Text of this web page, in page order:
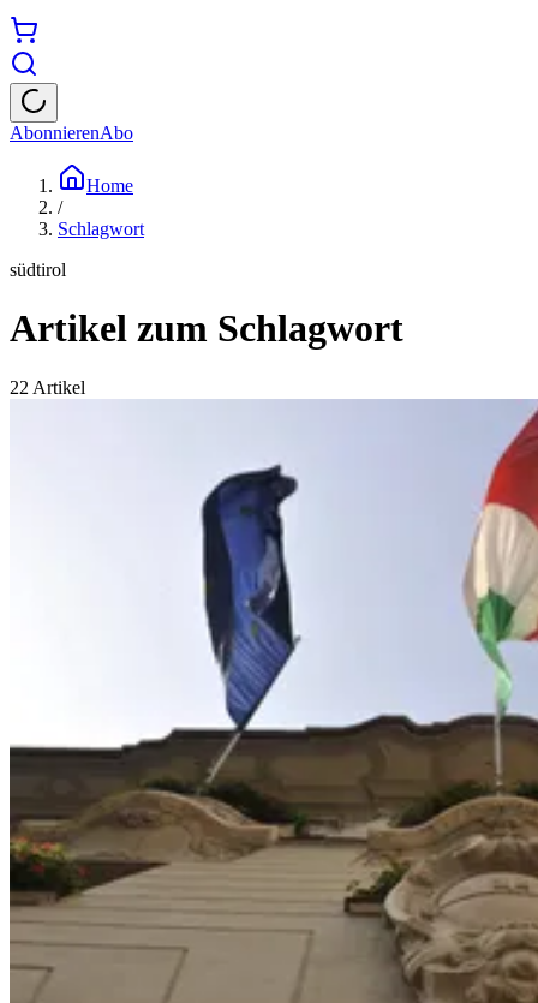
AbonnierenAbo
Home
/
Schlagwort
südtirol
Artikel zum Schlagwort
22 Artikel